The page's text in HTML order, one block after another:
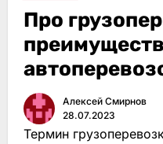
Про
Алексей Смирнов
28.07.2023
Термин